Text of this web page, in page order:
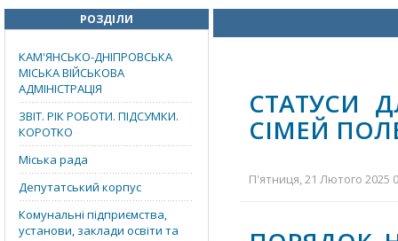
РОЗДІЛИ
КАМ'ЯНСЬКО-ДНІПРОВСЬКА
МІСЬКА ВІЙСЬКОВА
АДМІНІСТРАЦІЯ
ЗВІТ. РІК РОБОТИ. ПІДСУМКИ.
КОРОТКО
Міська рада
Депутатський корпус
Комунальні підприємства,
установи, заклади освіти та
СТАТУСИ
СІМЕЙ
П'ятниця, 21 Лютого 2025